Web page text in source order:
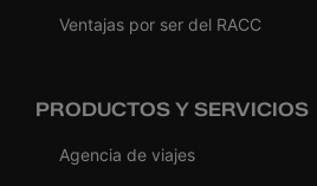
Ventajas por ser del RACC
PRODUCTOS Y SERVICIOS
Agencia de viajes